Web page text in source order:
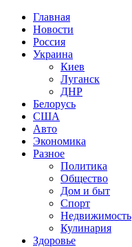
Главная
Новости
Россия
Украина
Киев
Луганск
ДНР
Белорусь
США
Авто
Экономика
Разное
Политика
Общество
Дом и быт
Спорт
Недвижимость
Кулинария
Здоровье